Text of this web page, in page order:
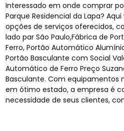
Interessado em onde comprar
Parque Residencial da Lapa?
opções de serviços oferecidos,
lado par São Paulo,Fábrica de
Ferro, Portão Automático
Portão Basculante com Social
Automático de Ferro Preço
Basculante. Com equipamentos
em ótimo estado, a empresa é
necessidade de seus clientes,